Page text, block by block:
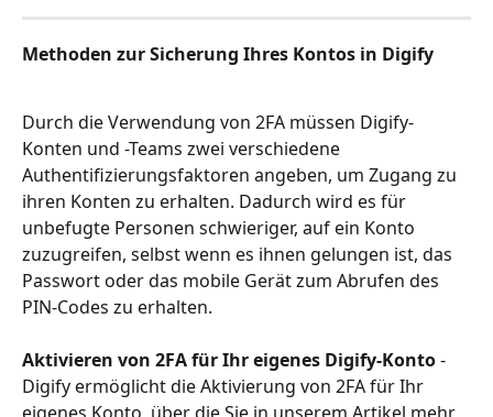
Methoden zur Sicherung Ihres Kontos in Digify
Durch die Verwendung von 2FA müssen Digify-
Konten und -Teams zwei verschiedene
Authentifizierungsfaktoren angeben, um Zugang zu
ihren Konten zu erhalten. Dadurch wird es für
unbefugte Personen schwieriger, auf ein Konto
zuzugreifen, selbst wenn es ihnen gelungen ist, das
Passwort oder das mobile Gerät zum Abrufen des
PIN-Codes zu erhalten.
Aktivieren von 2FA für Ihr eigenes Digify-Konto -
Digify ermöglicht die Aktivierung von 2FA für Ihr